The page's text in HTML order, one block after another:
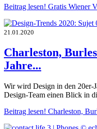
Beitrag lesen! Gratis Wiener
21.01.2020
Charleston,
Jahre...
Wir wird Design in den 20er-
Design-Team einen Blick in
Beitrag lesen! Charleston,